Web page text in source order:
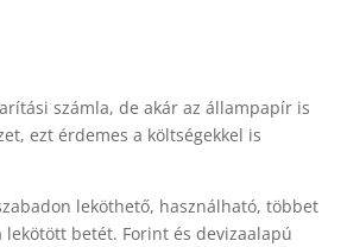
számla, de akár az állampapír is
ezt érdemes a költségekkel is
leköthető, használható, többet
betét. Forint és devizaalapú